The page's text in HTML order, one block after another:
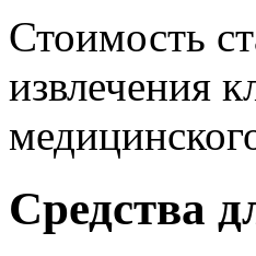
Стоимость
извлечения
Средства